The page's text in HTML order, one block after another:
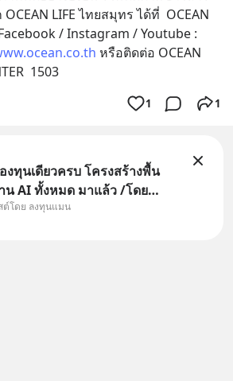
LIFE ไทยสมุทร ได้ที่  OCEAN
/ Instagram / Youtube :
หรือติดต่อ OCEAN
1503
1 1
งทุนเดียวครบ โครงสร้างพื้น
น AI ทั้งหมด มาแล้ว /โดย
ทุนแมน AI Supercycle คือช่วง
ต์โดย ลงทุนแมน